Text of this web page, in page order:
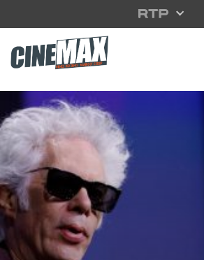
Saltar para o conteúdo principal